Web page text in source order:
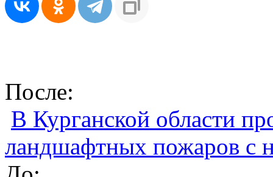
После:
В Курганской области
ландшафтных пожаров с